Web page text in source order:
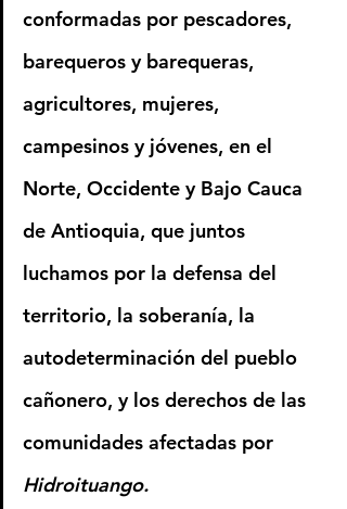
conformadas por pescadores,
barequeros y barequeras,
agricultores, mujeres,
campesinos y jóvenes, en el
Norte, Occidente y Bajo Cauca
de Antioquia, que juntos
luchamos por la defensa del
territorio, la soberanía, la
autodeterminación del pueblo
cañonero, y los derechos de las
comunidades afectadas por
Hidroituango.